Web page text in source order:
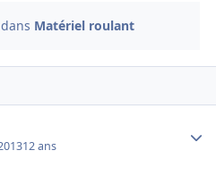
dans Matériel roulant
12 ans